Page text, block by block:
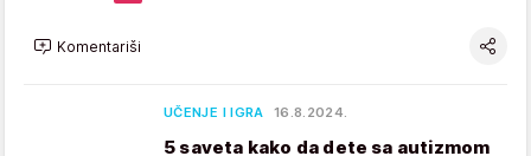
Komentariši
UČENJE I IGRA 16.8.2024.
5 saveta kako da dete sa autizmom